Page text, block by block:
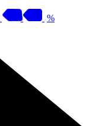
%